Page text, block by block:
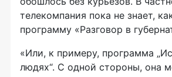
телекомпания пока не знает,
программу «Разговор в
«Или, к примеру, программа
людях“. С одной стороны, она